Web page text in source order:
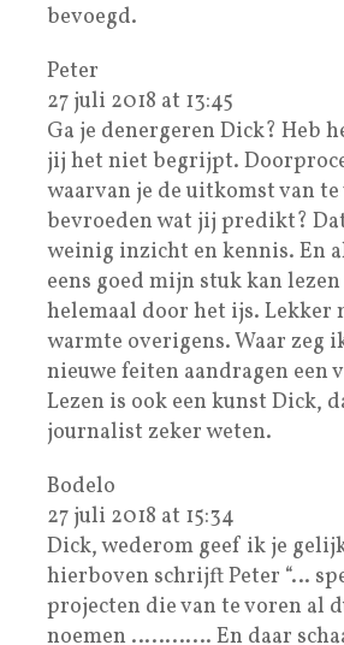
bevoegd.
Peter
27 juli 2018 at 13:45
Ga je denergeren Dick? Heb
jij het niet begrijpt.
waarvan je de uitkomst van
bevroeden wat jij predikt?
weinig inzicht en kennis. En
eens goed mijn stuk kan
helemaal door het ijs. Lekker
warmte overigens. Waar zeg
nieuwe feiten aandragen een
Lezen is ook een kunst Dick,
journalist zeker weten.
Bodelo
27 juli 2018 at 15:34
Dick, wederom geef ik je
hierboven schrijft Peter “…
projecten die van te voren al
noemen ………… En daar